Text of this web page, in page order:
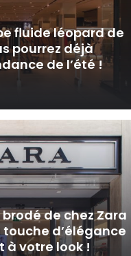
fluide léopard de
pourrez déjà
de l’été !
de chez Zara
d’élégance
à votre look !